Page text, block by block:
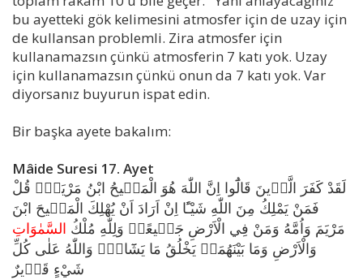
bu ayetteki gök kelimesini atmosfer için de uzay için
de kullansan problemli. Zira atmosfer için
kullanamazsın çünkü atmosferin 7 katı yok. Uzay
için kullanamazsın çünkü onun da 7 katı yok. Var
diyorsanız buyurun ispat edin.
Bir başka ayete bakalım:
Mâide Suresi 17. Ayet
لَقَدْ كَفَرَ الَّذ۪ينَ قَالُٓوا اِنَّ اللّٰهَ هُوَ الْمَس۪يحُ ابْنُ مَرْيَمَۜ قُلْ
فَمَنْ يَمْلِكُ مِنَ اللّٰهِ شَيْـًٔا اِنْ اَرَادَ اَنْ يُهْلِكَ الْمَس۪يحَ ابْنَ
مَرْيَمَ وَاُمَّهُ وَمَنْ فِي الْاَرْضِ جَم۪يعًاۜ وَلِلّٰهِ مُلْكُ السَّمٰوَاتِ
وَالْاَرْضِ وَمَا بَيْنَهُمَاۜ يَخْلُقُ مَا يَشَٓاءُۜ وَاللّٰهُ عَلٰى كُلِّ
شَيْءٍ قَد۪يرٌ